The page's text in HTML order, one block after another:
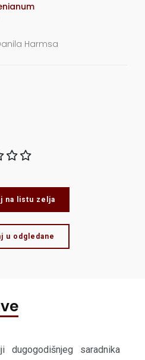
Harmsa
na listu zelja
u odgledane
dugogodišnjeg saradnika